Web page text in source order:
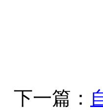
下一篇：